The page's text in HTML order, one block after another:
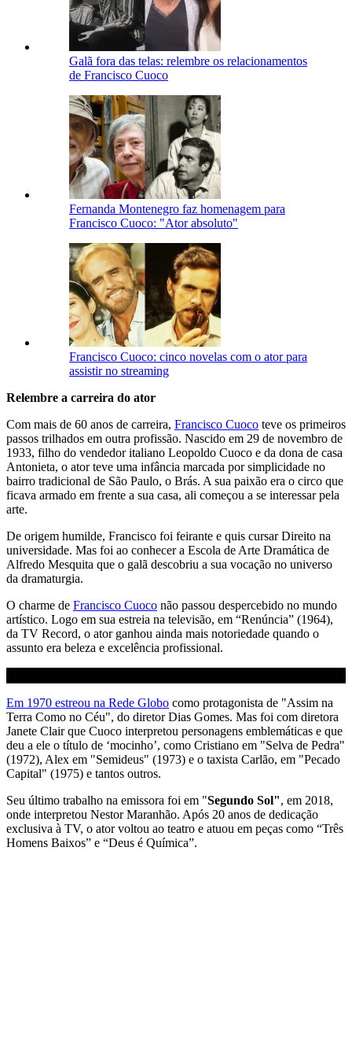
Galã fora das telas: relembre os relacionamentos
de Francisco Cuoco
Fernanda Montenegro faz homenagem para
Francisco Cuoco: "Ator absoluto"
Francisco Cuoco: cinco novelas com o ator para
assistir no streaming
Relembre a carreira do ator
Com mais de 60 anos de carreira, Francisco Cuoco teve os primeiros
passos trilhados em outra profissão. Nascido em 29 de novembro de
1933, filho do vendedor italiano Leopoldo Cuoco e da dona de casa
Antonieta, o ator teve uma infância marcada por simplicidade no
bairro tradicional de São Paulo, o Brás. A sua paixão era o circo que
ficava armado em frente a sua casa, ali começou a se interessar pela
arte.
De origem humilde, Francisco foi feirante e quis cursar Direito na
universidade. Mas foi ao conhecer a Escola de Arte Dramática de
Alfredo Mesquita que o galã descobriu a sua vocação no universo
da dramaturgia.
O charme de Francisco Cuoco não passou despercebido no mundo
artístico. Logo em sua estreia na televisão, em “Renúncia” (1964),
da TV Record, o ator ganhou ainda mais notoriedade quando o
assunto era beleza e excelência profissional.
Em 1970 estreou na Rede Globo como protagonista de "Assim na
Terra Como no Céu", do diretor Dias Gomes. Mas foi com diretora
Janete Clair que Cuoco interpretou personagens emblemáticas e que
deu a ele o título de ‘mocinho’, como Cristiano em "Selva de Pedra"
(1972), Alex em "Semideus" (1973) e o taxista Carlão, em "Pecado
Capital" (1975) e tantos outros.
Seu último trabalho na emissora foi em "Segundo Sol", em 2018,
onde interpretou Nestor Maranhão. Após 20 anos de dedicação
exclusiva à TV, o ator voltou ao teatro e atuou em peças como “Três
Homens Baixos” e “Deus é Química”.